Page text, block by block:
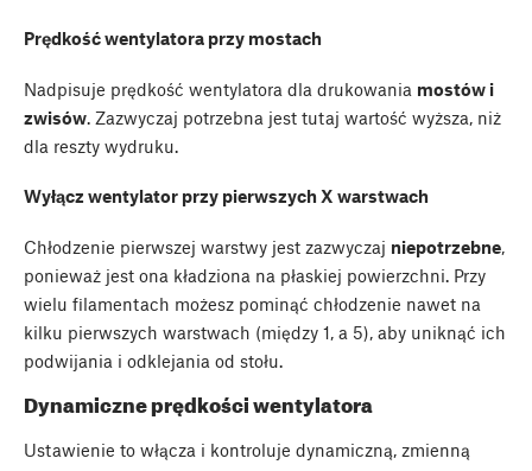
Prędkość wentylatora przy mostach
Nadpisuje prędkość wentylatora dla drukowania mostów i
zwisów. Zazwyczaj potrzebna jest tutaj wartość wyższa, niż
dla reszty wydruku.
Wyłącz wentylator przy pierwszych X warstwach
Chłodzenie pierwszej warstwy jest zazwyczaj niepotrzebne,
ponieważ jest ona kładziona na płaskiej powierzchni. Przy
wielu filamentach możesz pominąć chłodzenie nawet na
kilku pierwszych warstwach (między 1, a 5), aby uniknąć ich
podwijania i odklejania od stołu.
Dynamiczne prędkości wentylatora
Ustawienie to włącza i kontroluje dynamiczną, zmienną